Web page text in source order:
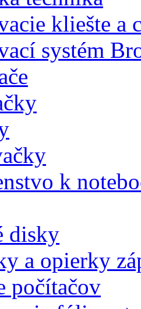
kliešte a
systém
k
disky
a opierky
počítačov